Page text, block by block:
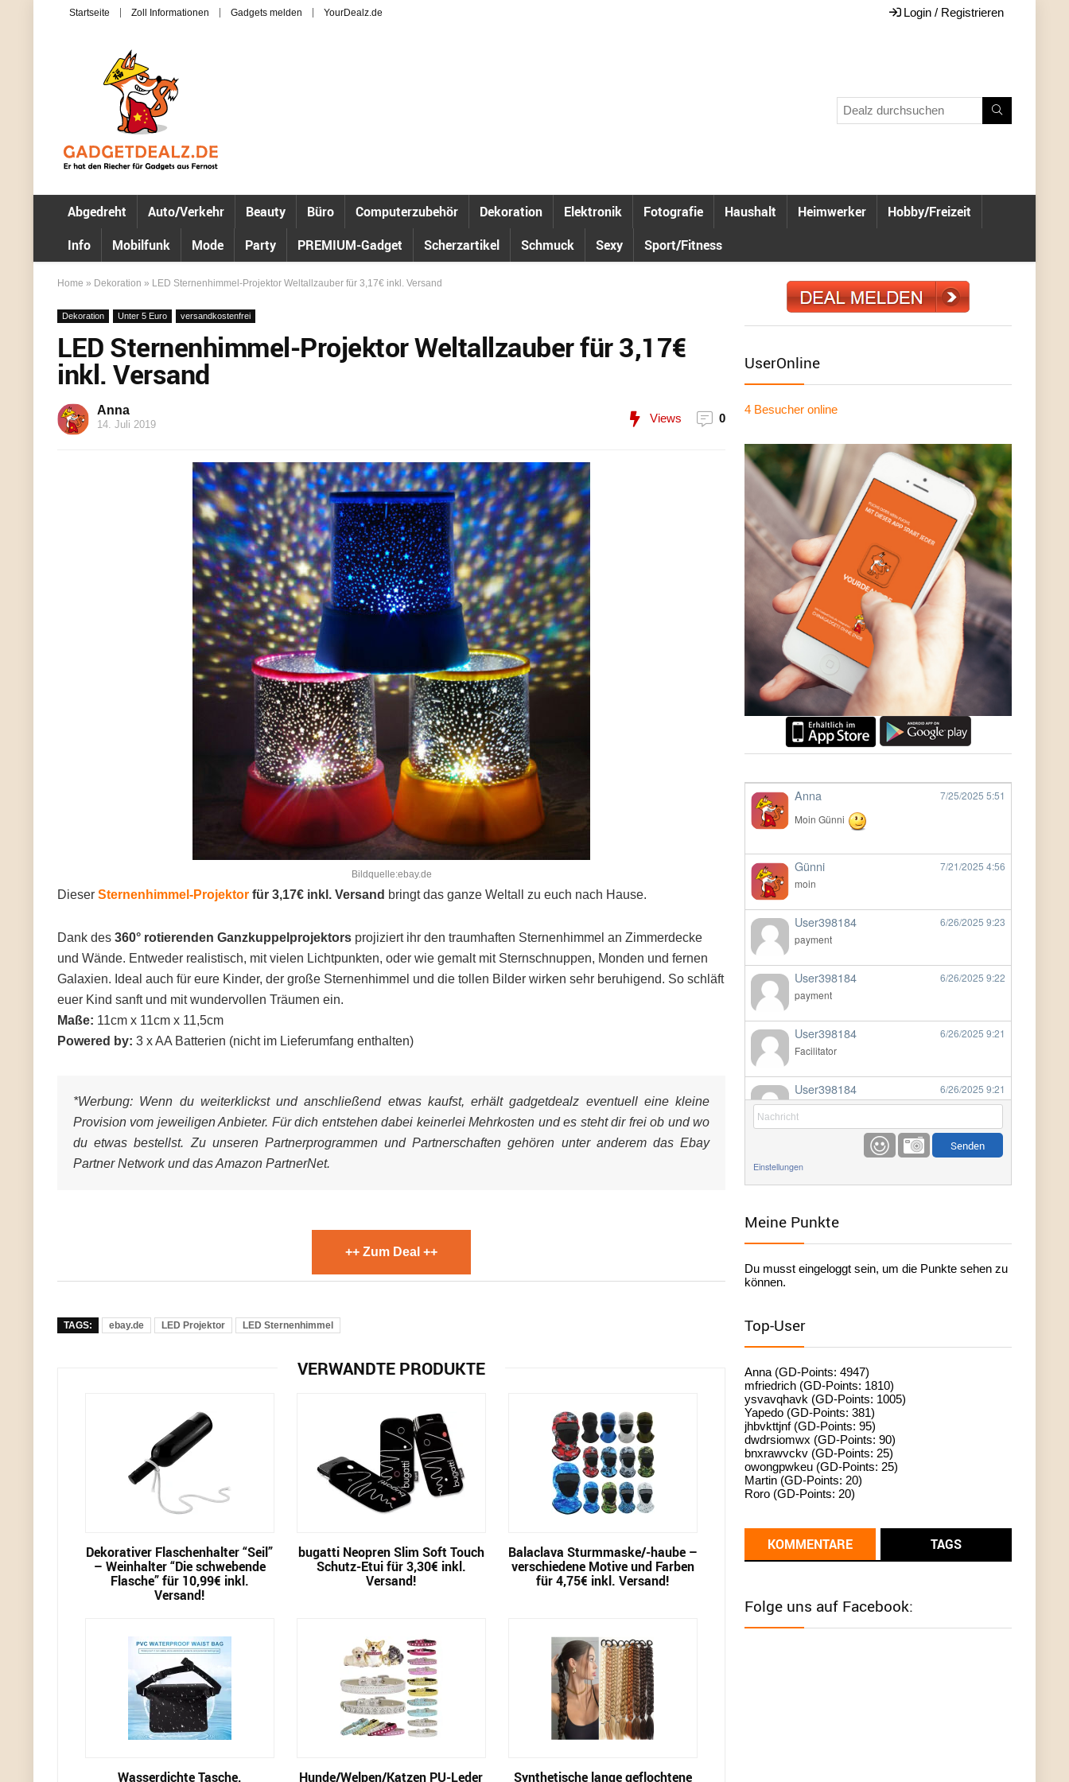
Startseite Zoll Informationen Gadgets melden YourDealz.de Login / Registrieren
Abgedreht Auto/Verkehr Beauty Büro Computerzubehör Dekoration Elektronik Fotografie Haushalt Heimwerker
Hobby/Freizeit
Info
Mobilfunk Mode Party PREMIUM-Gadget Scherzartikel Schmuck Sexy Sport/Fitness
Home » Dekoration » LED Sternenhimmel-Projektor Weltallzauber für 3,17€ inkl. Versand
Dekoration Unter 5 Euro versandkostenfrei
LED Sternenhimmel-Projektor Weltallzauber für 3,17€
inkl. Versand
Anna
14. Juli 2019 Views 0
Bildquelle:ebay.de
Dieser Sternenhimmel-Projektor für 3,17€ inkl. Versand bringt das ganze Weltall zu euch nach Hause.
Dank des 360° rotierenden Ganzkuppelprojektors projiziert ihr den traumhaften Sternenhimmel an Zimmerdecke
und Wände. Entweder realistisch, mit vielen Lichtpunkten, oder wie gemalt mit Sternschnuppen, Monden und fernen
Galaxien. Ideal auch für eure Kinder, der große Sternenhimmel und die tollen Bilder wirken sehr beruhigend. So schläft
euer Kind sanft und mit wundervollen Träumen ein.
Maße: 11cm x 11cm x 11,5cm
Powered by: 3 x AA Batterien (nicht im Lieferumfang enthalten)
*Werbung: Wenn du weiterklickst und anschließend etwas kaufst, erhält gadgetdealz eventuell eine kleine
Provision vom jeweiligen Anbieter. Für dich entstehen dabei keinerlei Mehrkosten und es steht dir frei ob und wo
du etwas bestellst. Zu unseren Partnerprogrammen und Partnerschaften gehören unter anderem das Ebay
Partner Network und das Amazon PartnerNet.
++ Zum Deal ++
TAGS: ebay.de LED Projektor LED Sternenhimmel
VERWANDTE PRODUKTE
Dekorativer Flaschenhalter “Seil”
– Weinhalter “Die schwebende
Flasche” für 10,99€ inkl.
Versand!
bugatti Neopren Slim Soft Touch
Schutz-Etui für 3,30€ inkl.
Versand!
Balaclava Sturmmaske/-haube –
verschiedene Motive und Farben
für 4,75€ inkl. Versand!
Wasserdichte Tasche,
Hunde/Welpen/Katzen PU-Leder
Synthetische lange geflochtene
UserOnline
4 Besucher online
Anna 7/25/2025 5:51
Moin Günni
Günni 7/21/2025 4:56
moin
User398184 6/26/2025 9:23
payment
User398184 6/26/2025 9:22
payment
User398184 6/26/2025 9:21
Facilitator
User398184 6/26/2025 9:21
Facilitator
6/26/2025
Facilitator
standardization
standardization
User398182
standardization
User398182
standardization
User398182
Western Australia
Western Australia
Western Australia
Einstellungen
Meine Punkte
Du musst eingeloggt sein, um die Punkte sehen zu
können.
Top-User
Anna (GD-Points: 4947)
mfriedrich (GD-Points: 1810)
ysvavqhavk (GD-Points: 1005)
Yapedo (GD-Points: 381)
jhbvkttjnf (GD-Points: 95)
dwdrsiomwx (GD-Points: 90)
bnxrawvckv (GD-Points: 25)
owongpwkeu (GD-Points: 25)
Martin (GD-Points: 20)
Roro (GD-Points: 20)
KOMMENTARE TAGS
Folge uns auf Facebook: